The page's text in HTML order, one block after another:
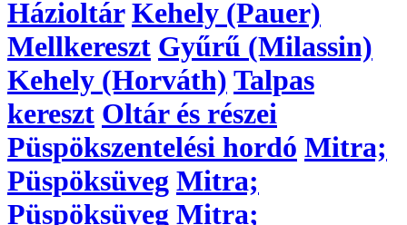
Házioltár Kehely (Pauer)
Mellkereszt Gyűrű (Milassin)
Kehely (Horváth) Talpas
kereszt Oltár és részei
Püspökszentelési hordó Mitra;
Püspöksüveg Mitra;
Püspöksüveg Mitra;